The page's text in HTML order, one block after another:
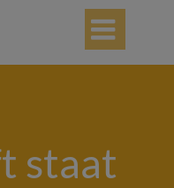

staat